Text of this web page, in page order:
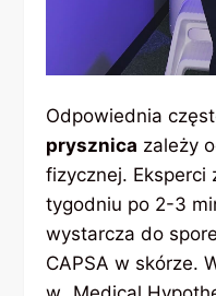
Odpowiednia
prysznica zależy
fizycznej. Eksperci
tygodniu po 2-3
wystarcza do
CAPSA w skórze.